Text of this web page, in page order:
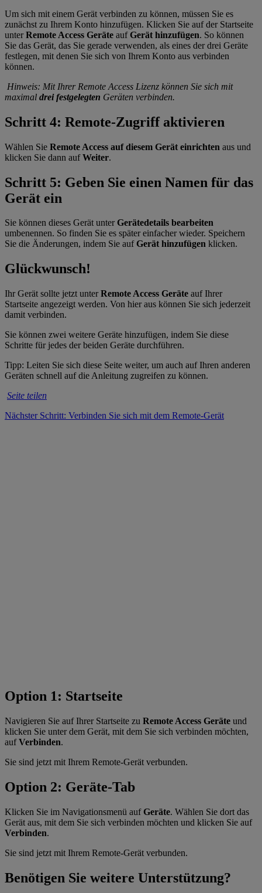
Um sich mit einem Gerät verbinden zu können, müssen Sie es
zunächst zu Ihrem Konto hinzufügen. Klicken Sie auf der Startseite
unterRemote Access Geräte aufGerät hinzufügen. So können
Sie das Gerät, das Sie gerade verwenden, als eines der drei Geräte
festlegen, mit denen Sie sich von Ihrem Konto aus verbinden
können.
Hinweis: Mit Ihrer Remote Access Lizenz können Sie sich mit
maximal drei festgelegten Geräten verbinden.
Schritt 4: Remote-Zugriff aktivieren
Wählen Sie Remote Access auf diesem Gerät einrichten aus und
klicken Sie dann aufWeiter.
Schritt 5: Geben Sie einen Namen für das
Gerät ein
Sie können dieses Gerät unterGerätedetails bearbeiten
umbenennen. So finden Sie es später einfacher wieder. Speichern
Sie die Änderungen, indem Sie aufGerät hinzufügen klicken.
Glückwunsch!
Ihr Gerät sollte jetzt unterRemote Access Geräte auf Ihrer
Startseite angezeigt werden. Von hier aus können Sie sich jederzeit
damit verbinden.
Sie können zwei weitere Geräte hinzufügen, indem Sie diese
Schritte für jedes der beiden Geräte durchführen.
Tipp: Leiten Sie sich diese Seite weiter, um auch auf Ihren anderen
Geräten schnell auf die Anleitung zugreifen zu können.
Seite teilen
Nächster Schritt: Verbinden Sie sich mit dem Remote-Gerät
Option 1: Startseite
Navigieren Sie auf Ihrer Startseite zu Remote Access Geräte und
klicken Sie unter dem Gerät, mit dem Sie sich verbinden möchten,
aufVerbinden.
Sie sind jetzt mit Ihrem Remote-Gerät verbunden.
Option 2: Geräte-Tab
Klicken Sie im Navigationsmenü aufGeräte. Wählen Sie dort das
Gerät aus, mit dem Sie sich verbinden möchten und klicken Sie auf
Verbinden.
Sie sind jetzt mit Ihrem Remote-Gerät verbunden.
Benötigen Sie weitere Unterstützung?